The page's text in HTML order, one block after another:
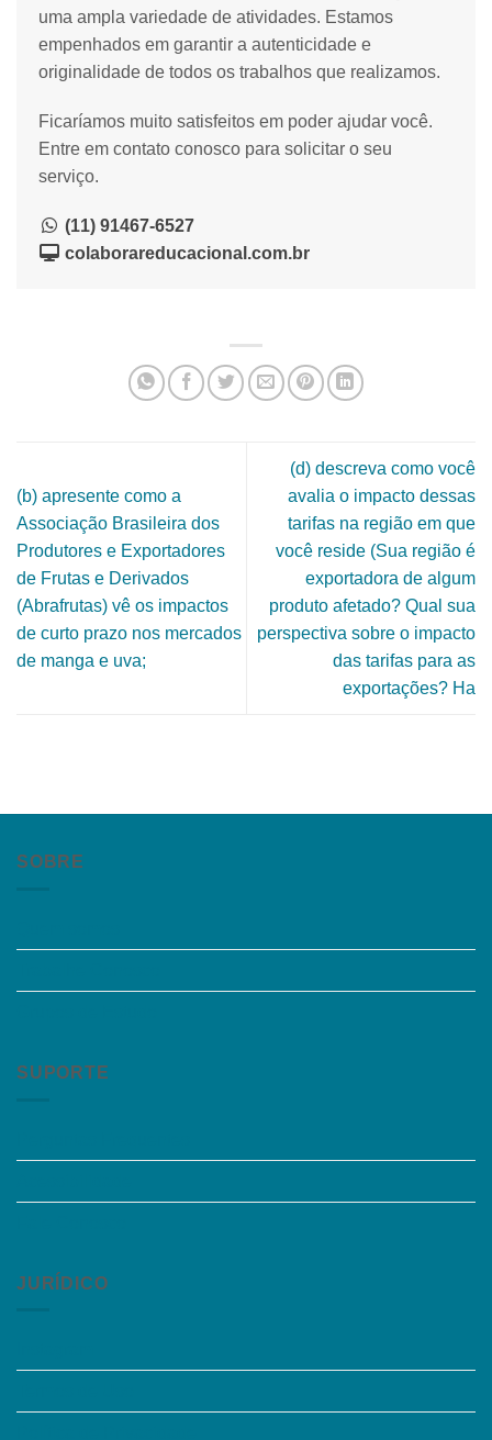
uma ampla variedade de atividades. Estamos
empenhados em garantir a autenticidade e
originalidade de todos os trabalhos que realizamos.
Ficaríamos muito satisfeitos em poder ajudar você.
Entre em contato conosco para solicitar o seu
serviço.
(11) 91467-6527
colaborareducacional.com.br
(b) apresente como a
Associação Brasileira dos
Produtores e Exportadores
de Frutas e Derivados
(Abrafrutas) vê os impactos
de curto prazo nos mercados
de manga e uva;
(d) descreva como você
avalia o impacto dessas
tarifas na região em que
você reside (Sua região é
exportadora de algum
produto afetado? Qual sua
perspectiva sobre o impacto
das tarifas para as
exportações? Ha
SOBRE
SUPORTE
JURÍDICO